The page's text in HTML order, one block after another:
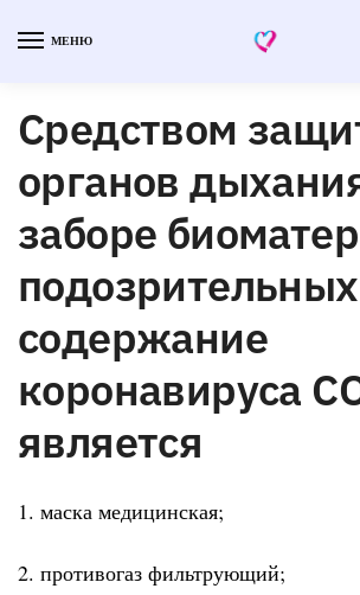
МЕНЮ
Средством
органов
заборе
содержание
коронавируса
является
1. маска медицинская;
2. противогаз фильтрующий;